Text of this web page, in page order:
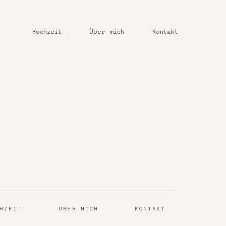
Hochzeit Über mich Kontakt
ÜBER MICH KONTAKT